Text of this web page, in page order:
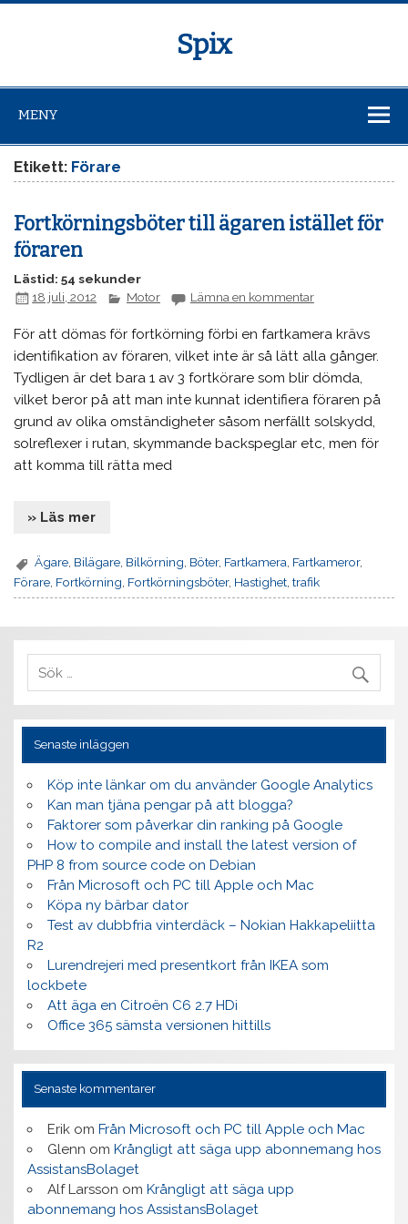
Spix
MENY
Etikett: Förare
Fortkörningsböter till ägaren istället för
föraren
Lästid: 54 sekunder
18 juli, 2012
Motor Lämna en kommentar
För att dömas för fortkörning förbi en fartkamera krävs
identifikation av föraren, vilket inte är så lätt alla gånger.
Tydligen är det bara 1 av 3 fortkörare som blir dömda,
vilket beror på att man inte kunnat identifiera föraren på
grund av olika omständigheter såsom nerfällt solskydd,
solreflexer i rutan, skymmande backspeglar etc, men för
att komma till rätta med
» Läs mer
Ägare Bilägare Bilkörning Böter, Fartkamera Fartkameror,
Förare Fortkörning Fortkörningsböter, Hastighet ,trafik
Senaste inläggen
Köp inte länkar om du använder Google Analytics
Kan man tjäna pengar på att blogga?
Faktorer som påverkar din ranking på Google
How to compile and install the latest version of
PHP 8 from source code on Debian
Från Microsoft och PC till Apple och Mac
Köpa ny bärbar dator
Test av dubbfria vinterdäck – Nokian Hakkapeliitta
R2
Lurendrejeri med presentkort från IKEA som
lockbete
Att äga en Citroën C6 2.7 HDi
Office 365 sämsta versionen hittills
Senaste kommentarer
Erikom Från Microsoft och PC till Apple och Mac
Glenn om Krångligt att säga upp abonnemang hos
AssistansBolaget
Alf Larsson om Krångligt att säga upp
abonnemang hos AssistansBolaget